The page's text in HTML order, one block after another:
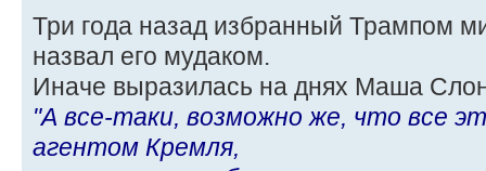
Три года назад избранный Трампом
назвал его мудаком.
Иначе выразилась на днях Маша
"А все-таки, возможно же, что все
агентом Кремля,